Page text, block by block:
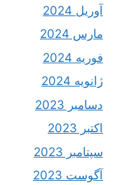
آوریل 2024
مارس 2024
فوریه 2024
ژانویه 2024
دسامبر 2023
اکتبر 2023
سپتامبر 2023
آگوست 2023